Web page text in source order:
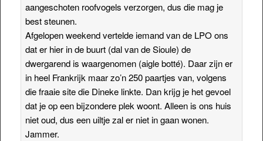
aangeschoten roofvogels verzorgen, dus die mag je
best steunen.
Afgelopen weekend vertelde iemand van de LPO ons
dat er hier in de buurt (dal van de Sioule) de
dwergarend is waargenomen (aigle botté). Daar zijn er
in heel Frankrijk maar zo’n 250 paartjes van, volgens
die fraaie site die Dineke linkte. Dan krijg je het gevoel
dat je op een bijzondere plek woont. Alleen is ons huis
niet oud, dus een uiltje zal er niet in gaan wonen.
Jammer.